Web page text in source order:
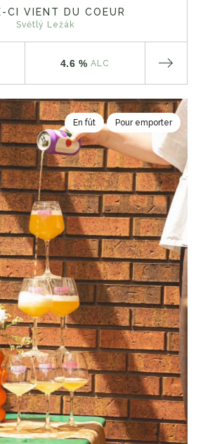
CI VIENT DU COEUR
Světlý Ležák
4.6 % ALC
En fût Pour emporter